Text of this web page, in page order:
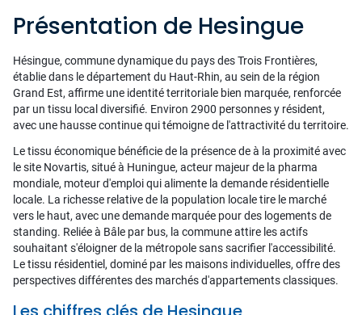
Présentation de Hesingue
Hésingue, commune dynamique du pays des Trois Frontières,
établie dans le département du Haut-Rhin, au sein de la région
Grand Est, affirme une identité territoriale bien marquée, renforcée
par un tissu local diversifié. Environ 2900 personnes y résident,
avec une hausse continue qui témoigne de l'attractivité du territoire.
Le tissu économique bénéficie de la présence de à la proximité avec
le site Novartis, situé à Huningue, acteur majeur de la pharma
mondiale, moteur d'emploi qui alimente la demande résidentielle
locale. La richesse relative de la population locale tire le marché
vers le haut, avec une demande marquée pour des logements de
standing. Reliée à Bâle par bus, la commune attire les actifs
souhaitant s'éloigner de la métropole sans sacrifier l'accessibilité.
Le tissu résidentiel, dominé par les maisons individuelles, offre des
perspectives différentes des marchés d'appartements classiques.